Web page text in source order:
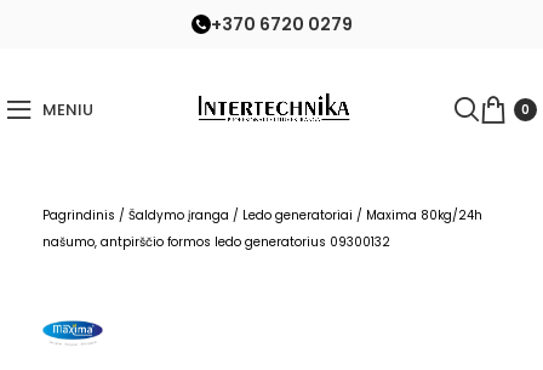
+370 6720 0279
MENIU 0
Pagrindinis / Šaldymo įranga / Ledo generatoriai / Maxima 80kg/24h
našumo, antpirščio formos ledo generatorius 09300132